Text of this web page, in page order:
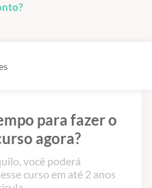
para fazer o
agora?
você poderá
curso em até 2 anos